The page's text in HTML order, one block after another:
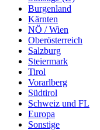
Burgenland
Kärnten
NÖ / Wien
Oberösterreich
Salzburg
Steiermark
Tirol
Vorarlberg
Südtirol
Schweiz und FL
Europa
Sonstige